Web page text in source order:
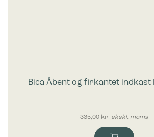
Bica Åbent og firkantet indkast
335,00 kr. ekskl. moms